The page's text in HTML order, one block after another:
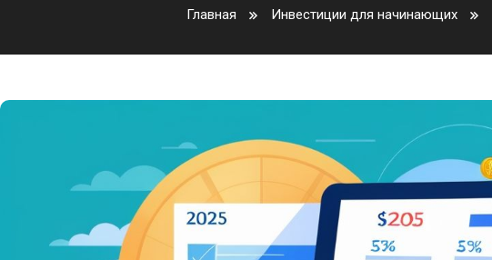
Главная Инвестиции для начинающих